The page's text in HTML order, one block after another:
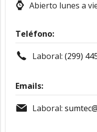
Abierto lunes a
Teléfono:
Laboral: (299)
Emails:
Laboral: